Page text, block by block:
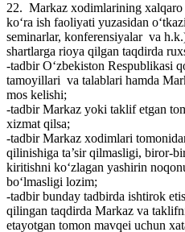
22. Markaz xodimlarining
ko‘ra ish faoliyati yuzasidan
seminarlar, konferensiyalar va
shartlarga rioya qilgan taqdirda
-tadbir O‘zbekiston Respublikasi
tamoyillari va talablari hamda
mos kelishi;
-tadbir Markaz yoki taklif etgan
xizmat qilsa;
-tadbir Markaz xodimlari
qilinishiga ta’sir qilmasligi, biror-
kiritishni ko‘zlagan yashirin
bo‘lmasligi lozim;
-tadbir bunday tadbirda ishtirok
qilingan taqdirda Markaz va
etayotgan tomon mavqei uchun